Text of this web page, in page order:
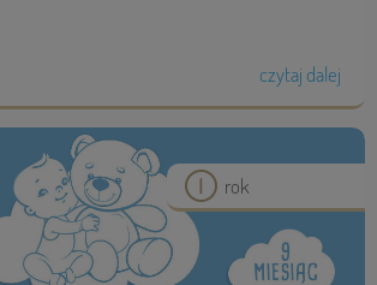
czytaj dalej
rok